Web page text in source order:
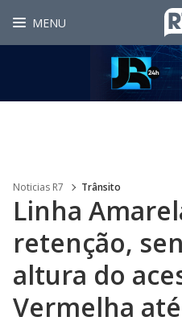
MENU
Noticias R7 Trânsito
Linha
retenção,
altura do
Vermelha